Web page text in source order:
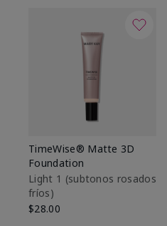
TimeWise® Matte 3D
Foundation
Light 1​ (subtonos rosados
fríos)
$28.00